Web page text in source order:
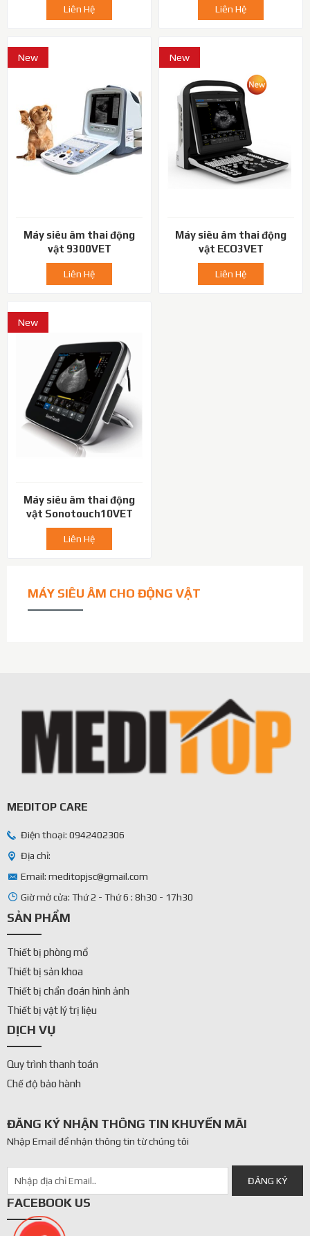
Liên Hệ Liên Hệ
New
Máy siêu âm thai động
vật 9300VET
Liên Hệ
New
Máy siêu âm thai động
vật ECO3VET
Liên Hệ
New
Máy siêu âm thai động
vật Sonotouch10VET
Liên Hệ
MÁY SIÊU ÂM CHO ĐỘNG VẬT
MEDITOP CARE
Điện thoại: 0942402306
Địa chỉ:
Email: meditopjsc@gmail.com
Giờ mở cửa: Thứ 2 - Thứ 6 : 8h30 - 17h30
SẢN PHẨM
Thiết bị phòng mổ
Thiết bị sản khoa
Thiết bị chẩn đoán hình ảnh
Thiết bị vật lý trị liệu
DỊCH VỤ
Quy trình thanh toán
Chế độ bảo hành
ĐĂNG KÝ NHẬN THÔNG TIN KHUYẾN MÃI
Nhập Email để nhận thông tin từ chúng tôi
FACEBOOK US